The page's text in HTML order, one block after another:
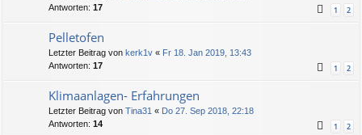
Antworten: 17 1 2
Pelletofen
Letzter Beitrag von kerk1v « Fr 18. Jan 2019, 13:43
Antworten: 17 1 2
Klimaanlagen- Erfahrungen
Letzter Beitrag von Tina31 « Do 27. Sep 2018, 22:18
Antworten: 14 1 2